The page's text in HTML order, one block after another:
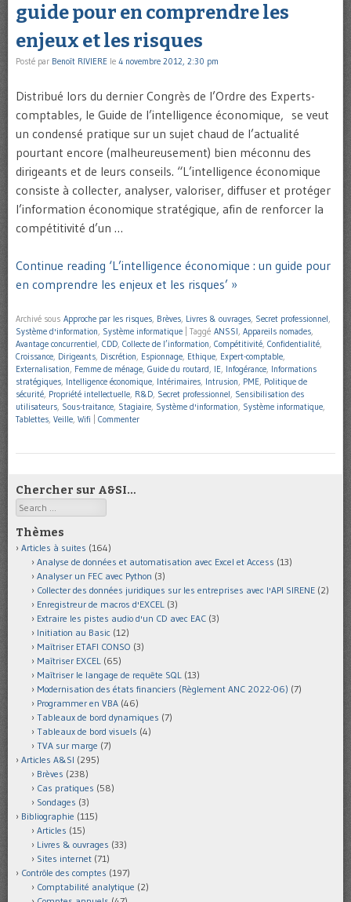
guide pour en comprendre les
enjeux et les risques
Posté par Benoît RIVIERE le 4 novembre 2012, 2:30 pm
Distribué lors du dernier Congrès de l’Ordre des Experts-
comptables, le Guide de l’intelligence économique, se veut
un condensé pratique sur un sujet chaud de l’actualité
pourtant encore (malheureusement) bien méconnu des
dirigeants et de leurs conseils. “L’intelligence économique
consiste à collecter, analyser, valoriser, diffuser et protéger
l’information économique stratégique, afin de renforcer la
compétitivité d’un …
Continue reading ‘L’intelligence économique : un guide pour
en comprendre les enjeux et les risques’ »
Archivé sous Approche par les risques, Brèves, Livres & ouvrages, Secret professionnel,
Système d'information, Système informatique Taggé ANSSI, Appareils nomades,
Avantage concurrentiel, CDD, Collecte de l’information, Compétitivité, Confidentialité,
Croissance, Dirigeants, Discrétion, Espionnage, Ethique, Expert-comptable,
Externalisation, Femme de ménage, Guide du routard, IE, Infogérance, Informations
stratégiques, Intelligence économique, Intérimaires, Intrusion, PME, Politique de
sécurité, Propriété intellectuelle, R&D, Secret professionnel, Sensibilisation des
utilisateurs, Sous-traitance, Stagiaire, Système d'information, Système informatique,
Tablettes, Veille, Wifi Commenter
Chercher sur A&SI…
Search
Thèmes
Articles à suites (164)
Analyse de données et automatisation avec Excel et Access (13)
Analyser un FEC avec Python (3)
Collecter des données juridiques sur les entreprises avec l'API SIRENE (2)
Enregistreur de macros d'EXCEL (3)
Extraire les pistes audio d'un CD avec EAC (3)
Initiation au Basic (12)
Maîtriser ETAFI CONSO (3)
Maîtriser EXCEL (65)
Maîtriser le langage de requête SQL (13)
Modernisation des états financiers (Règlement ANC 2022-06) (7)
Programmer en VBA (46)
Tableaux de bord dynamiques (7)
Tableaux de bord visuels (4)
TVA sur marge (7)
Articles A&SI (295)
Brèves (238)
Cas pratiques (58)
Sondages (3)
Bibliographie (115)
Articles (15)
Livres & ouvrages (33)
Sites internet (71)
Contrôle des comptes (197)
Comptabilité analytique (2)